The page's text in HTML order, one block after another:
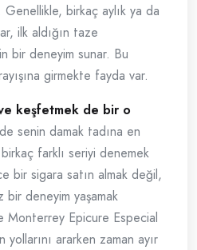
Genellikle, birkaç aylık ya da
ilk aldığın taze
bir deneyim sunar. Bu
girmekte fayda var.
keşfetmek de bir o
senin damak tadına en
farklı seriyi denemek
bir sigara satın almak değil,
bir deneyim yaşamak
Monterrey Epicure Especial
yollarını ararken zaman ayır